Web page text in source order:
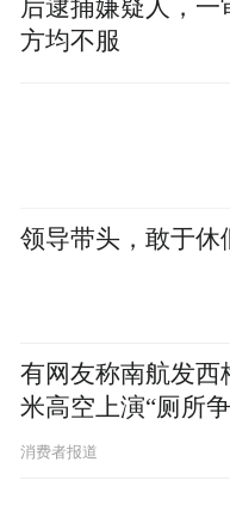
后逮捕嫌疑人，一
方均不服
领导带头，敢于休
有网友称南航发西
米高空上演“厕所
消费者报道